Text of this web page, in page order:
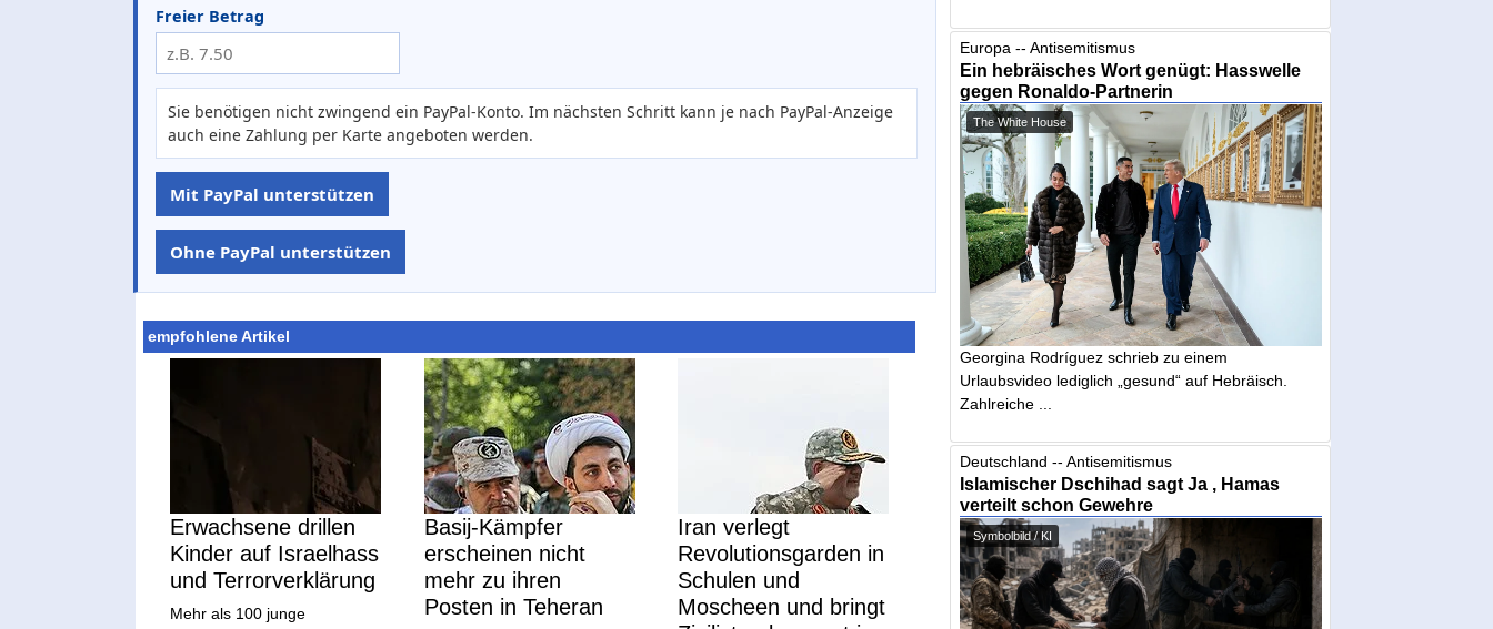
Freier Betrag
Sie benötigen nicht zwingend ein PayPal-Konto. Im nächsten Schritt kann je nach PayPal-Anzeige
auch eine Zahlung per Karte angeboten werden.
Mit PayPal unterstützen
Ohne PayPal unterstützen
empfohlene Artikel
Erwachsene drillen
Kinder auf Israelhass
und Terrorverklärung
Mehr als 100 junge
Basij-Kämpfer
erscheinen nicht
mehr zu ihren
Posten in Teheran
Iran verlegt
Revolutionsgarden in
Schulen und
Moscheen und bringt
Europa -- Antisemitismus
Ein hebräisches Wort genügt: Hasswelle
gegen Ronaldo-Partnerin
The White House
Georgina Rodríguez schrieb zu einem
Urlaubsvideo lediglich „gesund“ auf Hebräisch.
Zahlreiche ...
Deutschland -- Antisemitismus
Islamischer Dschihad sagt Ja , Hamas
verteilt schon Gewehre
Symbolbild / KI